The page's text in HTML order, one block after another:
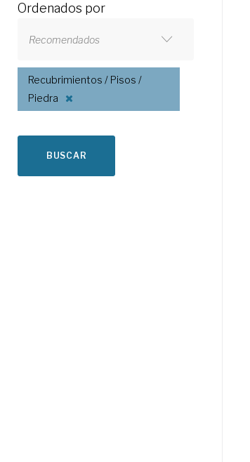
Ordenados por
Recomendados
Recubrimientos / Pisos /
Piedra
BUSCAR